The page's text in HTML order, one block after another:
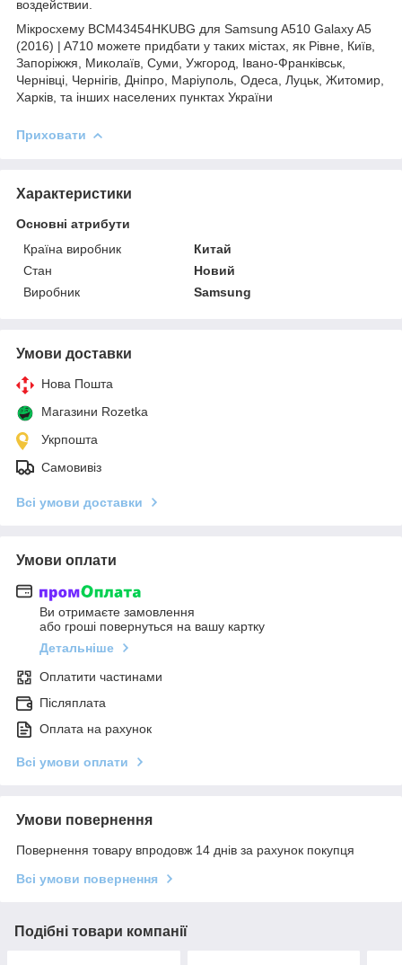
воздействии.
Мікросхему BCM43454HKUBG для Samsung A510 Galaxy A5
(2016) | A710 можете придбати у таких містах, як Рівне, Київ,
Запоріжжя, Миколаїв, Суми, Ужгород, Івано-Франківськ,
Чернівці, Чернігів, Дніпро, Маріуполь, Одеса, Луцьк, Житомир,
Харків, та інших населених пунктах України
Приховати
Характеристики
Основні атрибути
Країна виробник
Китай
Стан
Новий
Виробник
Samsung
Умови доставки
Нова Пошта
Магазини Rozetka
Укрпошта
Самовивіз
Всі умови доставки
Умови оплати
Ви отримаєте замовлення
або гроші повернуться на вашу картку
Детальніше
Оплатити частинами
Післяплата
Оплата на рахунок
Всі умови оплати
Умови повернення
Повернення товару впродовж 14 днів за рахунок покупця
Всі умови повернення
Подібні товари компанії